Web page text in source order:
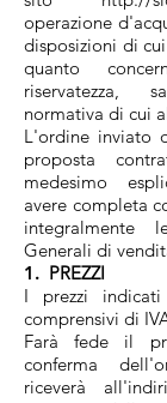
operazione
disposizioni di
quanto
riservatezza,
normativa di cui
L'ordine inviato
proposta
medesimo
avere completa
integralmente
Generali di
1. PREZZI
I prezzi
comprensivi di
Farà fede il
conferma
riceverà